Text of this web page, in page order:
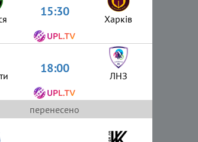
15:30 Харків
18:00 ЛНЗ
перенесено